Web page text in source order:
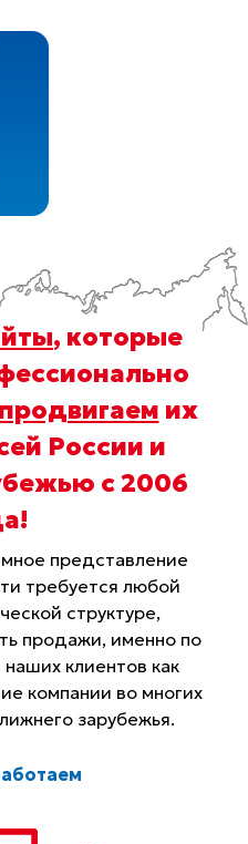
, которые
продвигаем их
России и
с 2006
!
представление
требуется любой
структуре,
продажи, именно по
клиентов как
компании во многих
зарубежья.